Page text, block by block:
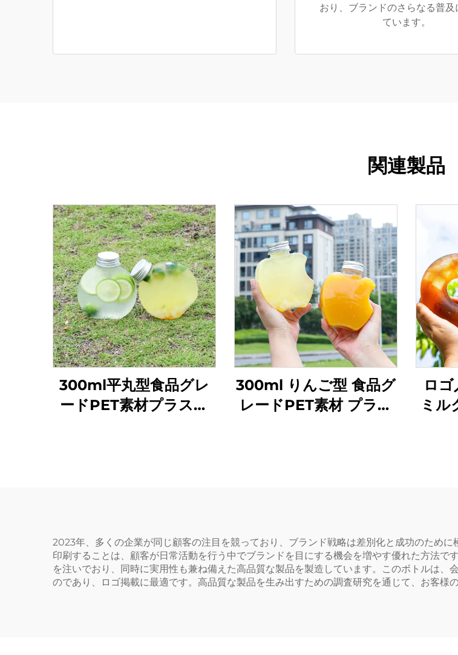
おり、ブランドのさらなる普及
ています。
関連製品
300ml平丸型食品グレ
ードPET素材プラスチ
300ml りんご型 食品グ
レードPET素材 プラス
ロ
ミル
2023年、多くの企業が同じ顧客の注目を競っており、ブランド戦略は差別化と成功のため
印刷することは、顧客が日常活動を行う中でブランドを目にする機会を増やす優れた方法
を注いでおり、同時に実用性も兼ね備えた高品質な製品を製造しています。このボトルは
のであり、ロゴ掲載に最適です。高品質な製品を生み出すための調査研究を通じて、お客様